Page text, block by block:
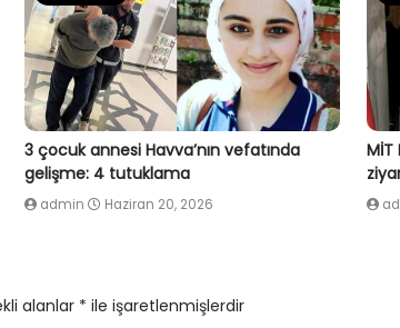
3 çocuk annesi Havva’nın vefatında
gelişme: 4 tutuklama
admin Haziran 20, 2026
MİT
alanlar * ile işaretlenmişlerdir